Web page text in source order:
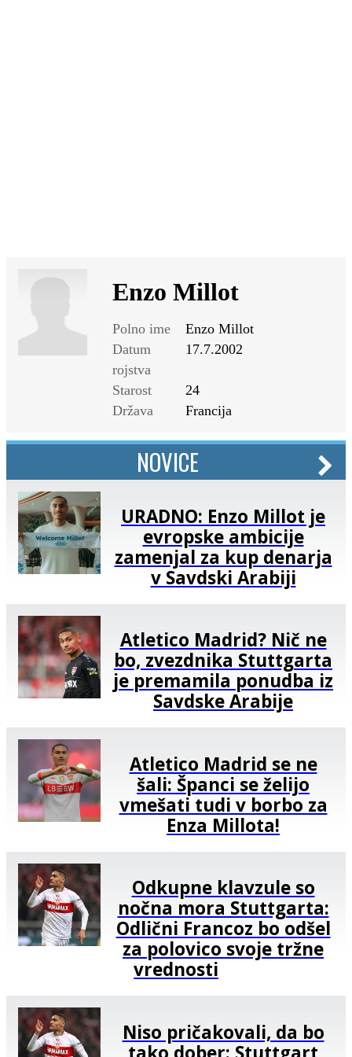
Enzo Millot
Polno ime
Enzo Millot
Datum
rojstva
17.7.2002
Starost
24
Država
Francija
NOVICE
URADNO: Enzo Millot je
evropske ambicije
zamenjal za kup denarja
v Savdski Arabiji
Atletico Madrid? Nič ne
bo, zvezdnika Stuttgarta
je premamila ponudba iz
Savdske Arabije
Atletico Madrid se ne
šali: Španci se želijo
vmešati tudi v borbo za
Enza Millota!
Odkupne klavzule so
nočna mora Stuttgarta:
Odlični Francoz bo odšel
za polovico svoje tržne
vrednosti
Niso pričakovali, da bo